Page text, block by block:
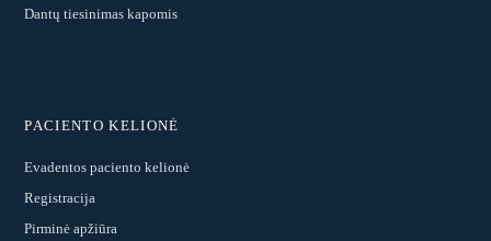
Dantų tiesinimas kapomis
PACIENTO KELIONĖ
Evadentos paciento kelionė
Registracija
Pirminė apžiūra